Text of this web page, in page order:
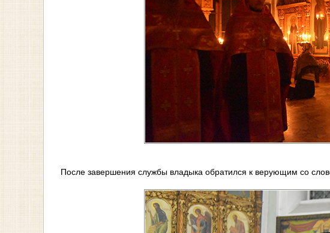
После завершения службы владыка обратился к верующим со